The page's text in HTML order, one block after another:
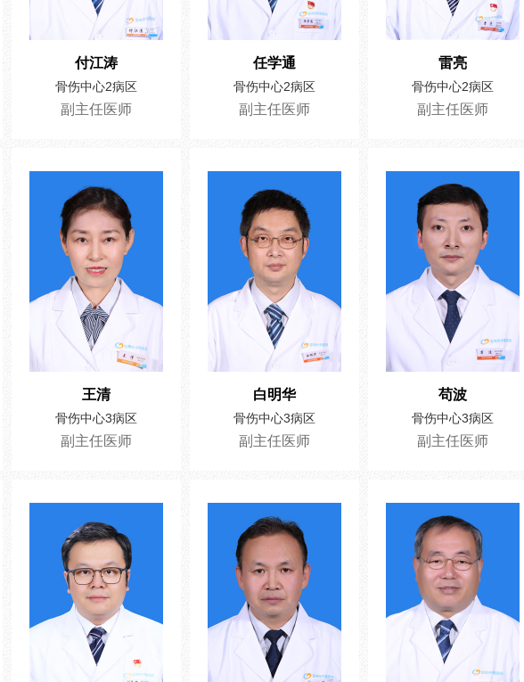
付江涛
骨伤中心2病区
副主任医师
任学通
骨伤中心2病区
副主任医师
雷亮
骨伤中心2病区
副主任医师
王清
骨伤中心3病区
副主任医师
白明华
骨伤中心3病区
副主任医师
苟波
骨伤中心3病区
副主任医师